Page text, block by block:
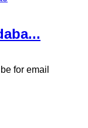
for email